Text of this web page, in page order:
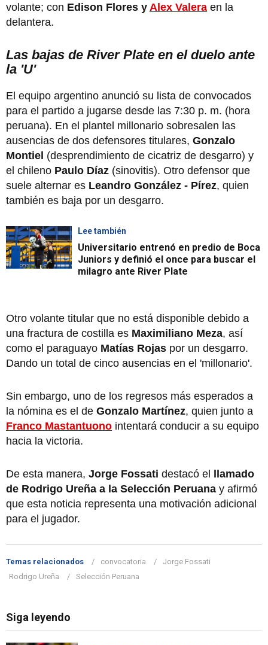
volante; con Edison Flores y Alex Valera en la
delantera.
Las bajas de River Plate en el duelo ante
la 'U'
El equipo argentino anunció su lista de convocados
para el partido a jugarse desde las 7:30 p. m. (hora
peruana). En el plantel millonario sobresalen las
ausencias de dos defensores titulares, Gonzalo
Montiel (desprendimiento de cicatriz de desgarro) y
el chileno Paulo Díaz (sinovitis). Otro defensor que
suele alternar es Leandro González - Pírez, quien
también es baja por un desgarro.
Lee también
Universitario entrenó en predio de Boca
Juniors y definió el once para buscar el
milagro ante River Plate
Otro volante titular que no está disponible debido a
una fractura de costilla es Maximiliano Meza, así
como el paraguayo Matías Rojas por un desgarro.
Dando un total de cinco ausencias en el 'millonario'.
Sin embargo, uno de los regresos más esperados a
la nómina es el de Gonzalo Martínez, quien junto a
Franco Mastantuono intentará conducir a su equipo
hacia la victoria.
De esta manera, Jorge Fossati destacó el
llamado
de Rodrigo Ureña a la Selección Peruana y afirmó
que esta noticia representa una motivación adicional
para el jugador.
Temas relacionados convocatoria
Jorge Fossati
Rodrigo Ureña
Selección Peruana
Siga leyendo